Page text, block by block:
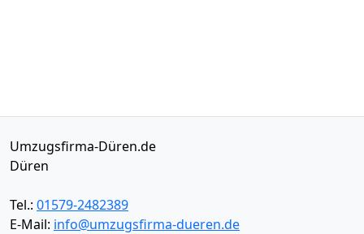
Umzugsfirma-Düren.de
Düren
Tel.: 01579-2482389
E-Mail: info@umzugsfirma-dueren.de